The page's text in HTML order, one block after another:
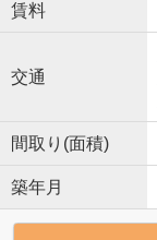
賃料
交通
間取り(面積)
築年月